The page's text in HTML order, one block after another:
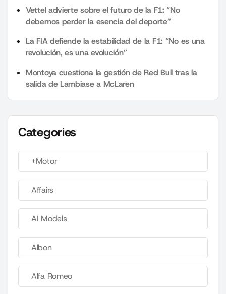
Vettel advierte sobre el futuro de la F1: “No
debemos perder la esencia del deporte”
La FIA defiende la estabilidad de la F1: “No es una
revolución, es una evolución”
Montoya cuestiona la gestión de Red Bull tras la
salida de Lambiase a McLaren
Categories
+Motor
Affairs
AI Models
Albon
Alfa Romeo